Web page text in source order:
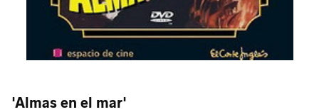
'Almas en el mar'